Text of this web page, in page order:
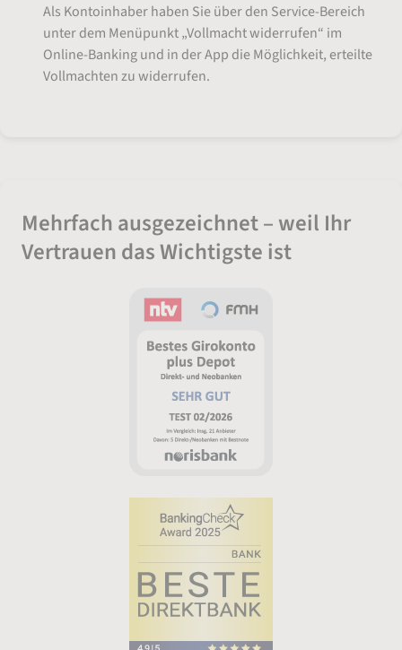
Als Kontoinhaber haben Sie über den Service-Bereich
unter dem Menüpunkt „Vollmacht widerrufen“ im
Online-Banking und in der App die Möglichkeit, erteilte
Vollmachten zu widerrufen.
Mehrfach ausgezeichnet – weil Ihr
Vertrauen das Wichtigste ist